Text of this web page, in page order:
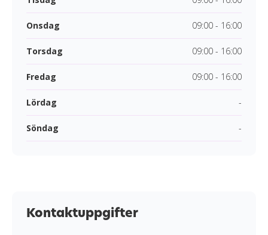
Onsdag 09:00 - 16:00
Torsdag 09:00 - 16:00
Fredag 09:00 - 16:00
Lördag -
Söndag -
Kontaktuppgifter